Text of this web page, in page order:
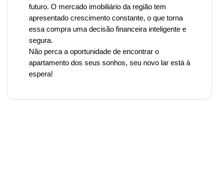
futuro. O mercado imobiliário da região tem
apresentado crescimento constante, o que torna
essa compra uma decisão financeira inteligente e
segura.
Não perca a oportunidade de encontrar o
apartamento dos seus sonhos, seu novo lar está à
espera!